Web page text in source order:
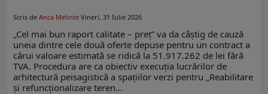
Scris de Anca Melinte Vineri, 31 Iulie 2026
„Cel mai bun raport calitate – preţ” va da câştig de cauză
uneia dintre cele două oferte depuse pentru un contract a
cărui valoare estimată se ridică la 51.917.262 de lei fără
TVA. Procedura are ca obiectiv execuţia lucrărilor de
arhitectură peisagistică a spaţiilor verzi pentru „Reabilitare
și refuncționalizare teren…